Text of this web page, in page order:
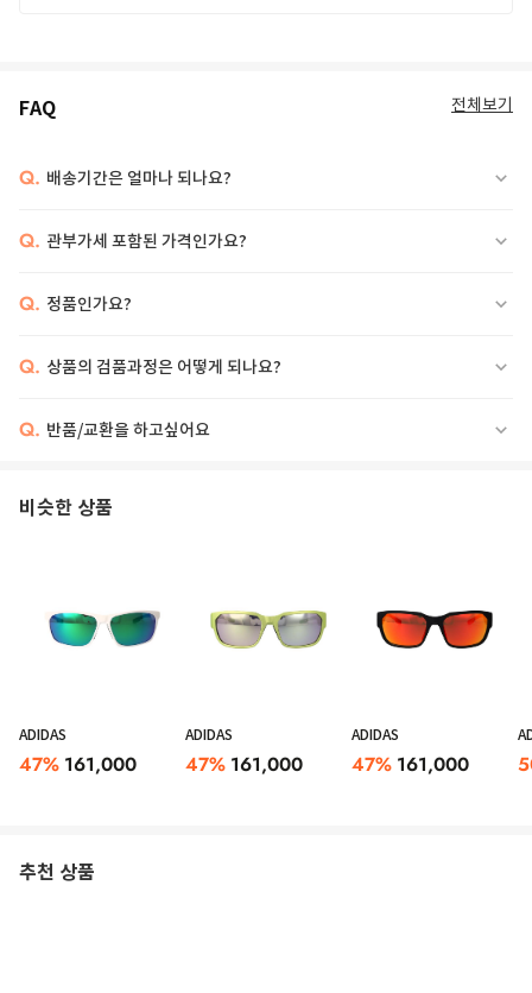
FAQ 전체보기
Q. 배송기간은 얼마나 되나요?
Q. 관부가세 포함된 가격인가요?
Q. 정품인가요?
Q. 상품의 검품과정은 어떻게 되나요?
Q. 반품/교환을 하고싶어요
비슷한 상품
ADIDAS
47% 161,000
ADIDAS
47% 161,000
ADIDAS
47% 161,000
추천 상품